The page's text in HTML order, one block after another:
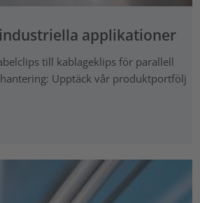
applikationer
till kablageklips för parallell
Upptäck vår produktportfölj